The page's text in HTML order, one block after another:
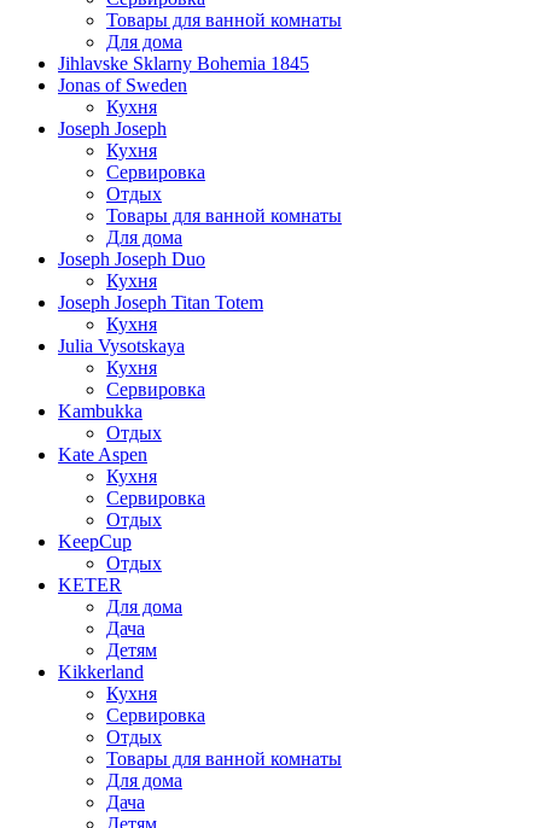
Товары для ванной комнаты
Для дома
Jihlavske Sklarny Bohemia 1845
Jonas of Sweden
Кухня
Joseph Joseph
Кухня
Сервировка
Отдых
Товары для ванной комнаты
Для дома
Joseph Joseph Duo
Кухня
Joseph Joseph Titan Totem
Кухня
Julia Vysotskaya
Кухня
Сервировка
Kambukka
Отдых
Kate Aspen
Кухня
Сервировка
Отдых
KeepCup
Отдых
KETER
Для дома
Дача
Детям
Kikkerland
Кухня
Сервировка
Отдых
Товары для ванной комнаты
Для дома
Дача